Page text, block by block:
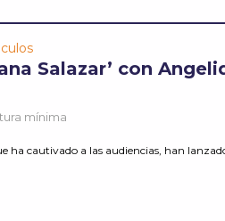
Salazar’ con
mínima
ha cautivado a las audiencias, han